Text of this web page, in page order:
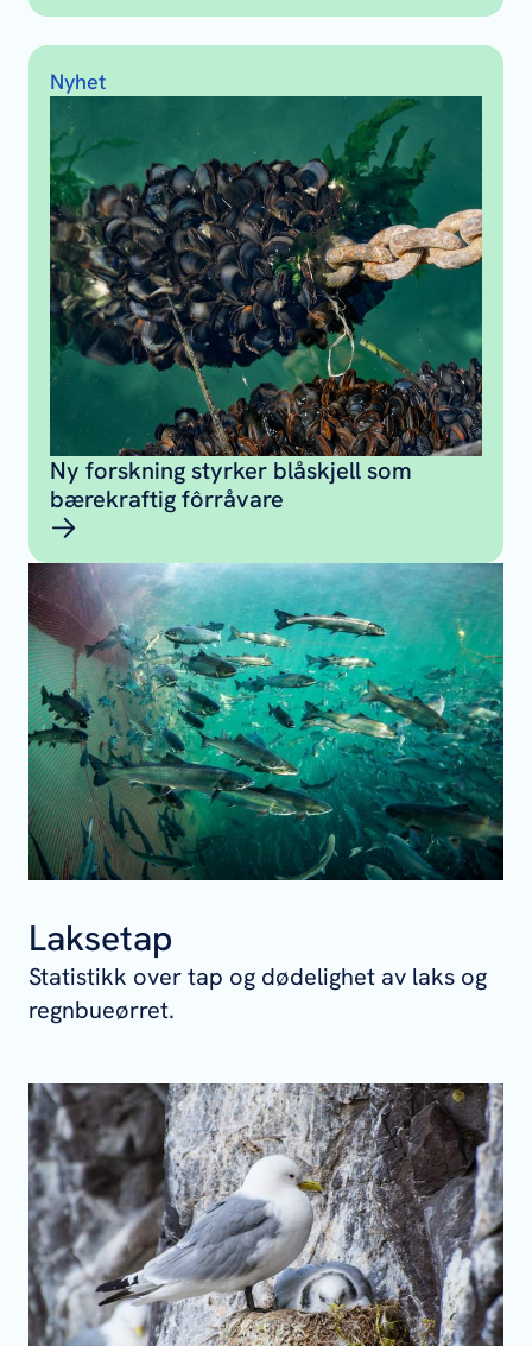
Nyhet
Ny forskning styrker blåskjell som
bærekraftig fôrråvare
Laksetap
Statistikk over tap og dødelighet av laks og
regnbueørret.